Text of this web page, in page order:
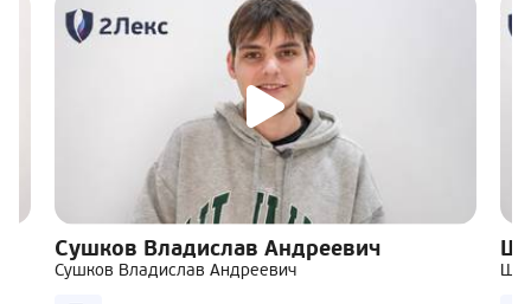
Сушков Владислав Андреевич
Сушков Владислав Андреевич